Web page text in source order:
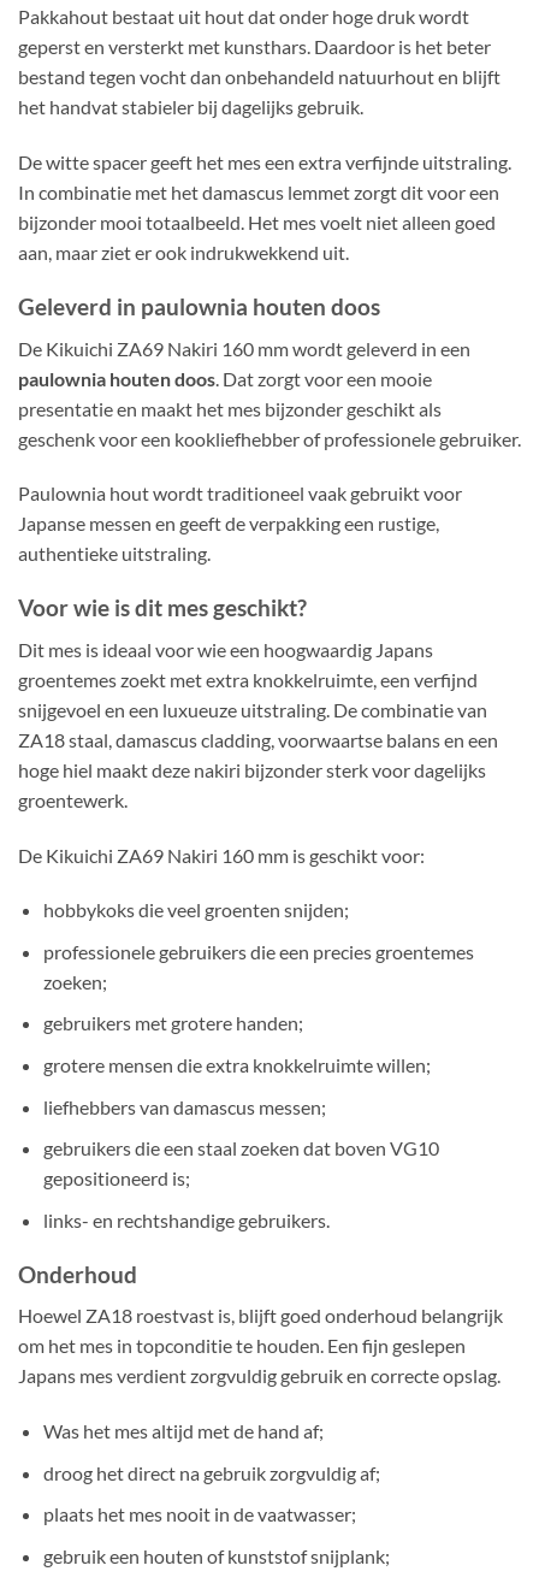
Pakkahout bestaat uit hout dat onder hoge druk wordt
geperst en versterkt met kunsthars. Daardoor is het beter
bestand tegen vocht dan onbehandeld natuurhout en blijft
het handvat stabieler bij dagelijks gebruik.
De witte spacer geeft het mes een extra verfijnde uitstraling.
In combinatie met het damascus lemmet zorgt dit voor een
bijzonder mooi totaalbeeld. Het mes voelt niet alleen goed
aan, maar ziet er ook indrukwekkend uit.
Geleverd in paulownia houten doos
De Kikuichi ZA69 Nakiri 160 mm wordt geleverd in een
paulownia houten doos . Dat zorgt voor een mooie
presentatie en maakt het mes bijzonder geschikt als
geschenk voor een kookliefhebber of professionele gebruiker.
Paulownia hout wordt traditioneel vaak gebruikt voor
Japanse messen en geeft de verpakking een rustige,
authentieke uitstraling.
Voor wie is dit mes geschikt?
Dit mes is ideaal voor wie een hoogwaardig Japans
groentemes zoekt met extra knokkelruimte, een verfijnd
snijgevoel en een luxueuze uitstraling. De combinatie van
ZA18 staal, damascus cladding, voorwaartse balans en een
hoge hiel maakt deze nakiri bijzonder sterk voor dagelijks
groentewerk.
De Kikuichi ZA69 Nakiri 160 mm is geschikt voor:
hobbykoks die veel groenten snijden;
professionele gebruikers die een precies groentemes
zoeken;
gebruikers met grotere handen;
grotere mensen die extra knokkelruimte willen;
liefhebbers van damascus messen;
gebruikers die een staal zoeken dat boven VG10
gepositioneerd is;
links- en rechtshandige gebruikers.
Onderhoud
Hoewel ZA18 roestvast is, blijft goed onderhoud belangrijk
om het mes in topconditie te houden. Een fijn geslepen
Japans mes verdient zorgvuldig gebruik en correcte opslag.
Was het mes altijd met de hand af;
droog het direct na gebruik zorgvuldig af;
plaats het mes nooit in de vaatwasser;
gebruik een houten of kunststof snijplank;